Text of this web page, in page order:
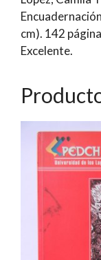
cm). 142
Excelente.